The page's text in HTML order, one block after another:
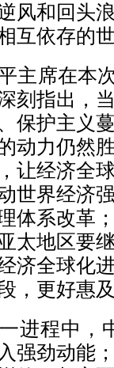
风和回头
互依存的
主席在本
刻指出，
保护主义
动力仍然
让经济全
世界经济
体系改革
太地区要
济全球化
，更好惠
进程中，
强劲动能